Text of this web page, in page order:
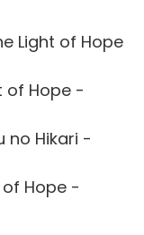
Light of Hope
of Hope -
no Hikari -
of Hope -